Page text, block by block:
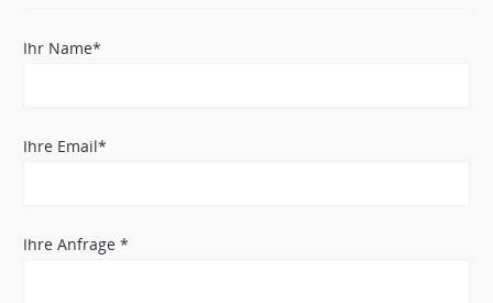
Ihr Name*
Ihre Email*
Ihre Anfrage *